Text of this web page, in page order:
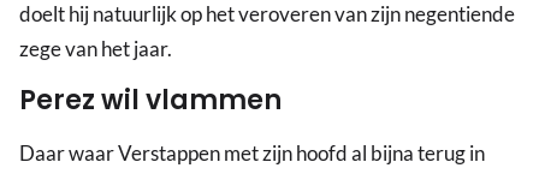
doelt hij natuurlijk op het veroveren van zijn negentiende
zege van het jaar.
Perez wil vlammen
Daar waar Verstappen met zijn hoofd al bijna terug in